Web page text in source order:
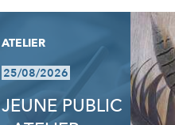
ATELIER
25/08/2026
JEUNE PUBLIC